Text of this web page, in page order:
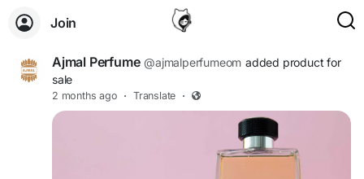
Join
Ajmal Perfume @ajmalperfumeom added product for
sale
2 months ago · Translate ·